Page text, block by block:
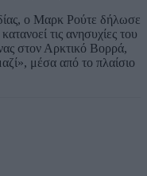
ο Μαρκ Ρούτε δήλωσε
τις ανησυχίες του
στον Αρκτικό Βορρά,
μέσα από το πλαίσιο